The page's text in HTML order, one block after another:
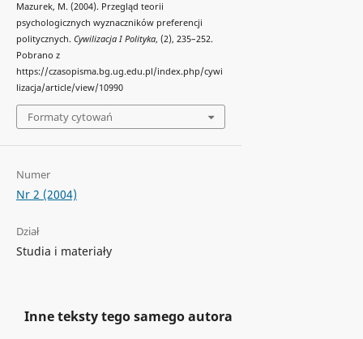
Mazurek, M. (2004). Przegląd teorii
psychologicznych wyznaczników preferencji
politycznych. Cywilizacja I Polityka, (2), 235–252.
Pobrano z
https://czasopisma.bg.ug.edu.pl/index.php/cywi
lizacja/article/view/10990
Formaty cytowań
Numer
Nr 2 (2004)
Dział
Studia i materiały
Inne teksty tego samego autora